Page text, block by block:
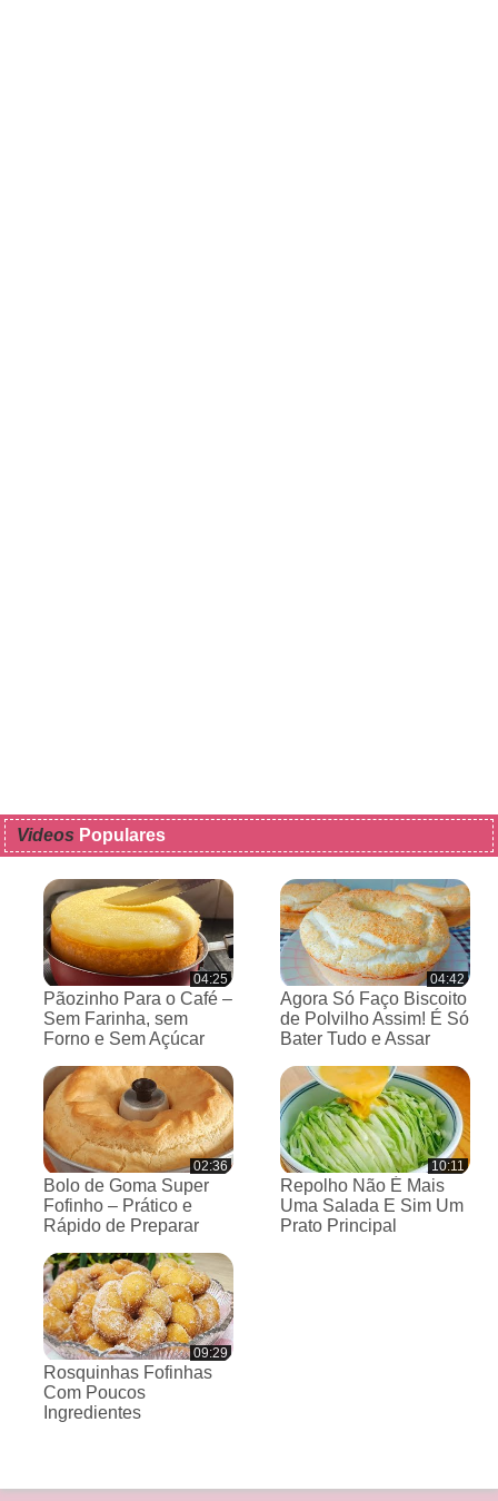
Videos Populares
04:25
Pãozinho Para o Café –
Sem Farinha, sem
Forno e Sem Açúcar
04:42
Agora Só Faço Biscoito
de Polvilho Assim! É Só
Bater Tudo e Assar
02:36
Bolo de Goma Super
Fofinho – Prático e
Rápido de Preparar
10:11
Repolho Não É Mais
Uma Salada E Sim Um
Prato Principal
09:29
Rosquinhas Fofinhas
Com Poucos
Ingredientes